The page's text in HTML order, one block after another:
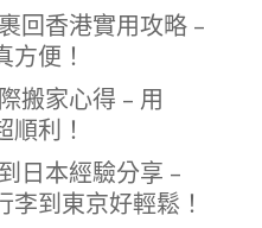
回香港實用攻略 –
方便！
搬家心得 – 用
順利！
日本經驗分享 –
李到東京好輕鬆！